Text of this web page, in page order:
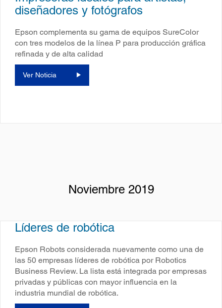
diseñadores y fotógrafos
Epson complementa su gama de equipos SureColor
con tres modelos de la línea P para producción gráfica
refinada y de alta calidad
Ver Noticia
Noviembre 2019
Líderes de robótica
Epson Robots considerada nuevamente como una de
las 50 empresas líderes de robótica por Robotics
Business Review. La lista está integrada por empresas
privadas y públicas con mayor influencia en la
industria mundial de robótica.